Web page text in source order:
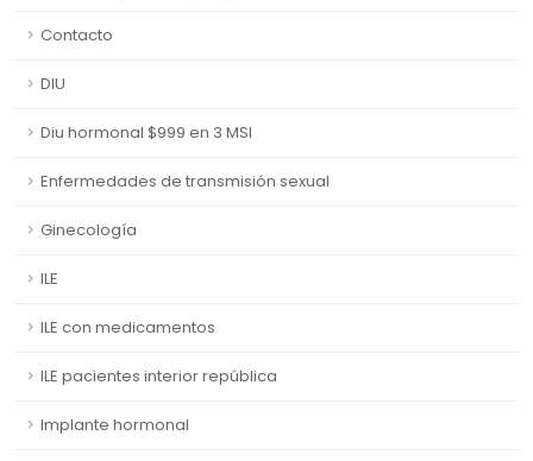
Contacto
DIU
Diu hormonal $999 en 3 MSI
Enfermedades de transmisión sexual
Ginecología
ILE
ILE con medicamentos
ILE pacientes interior república
Implante hormonal